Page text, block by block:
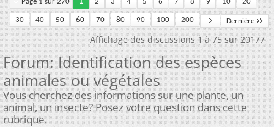
30 40 50 60 70 80 90 100 200 Dernière
Affichage des discussions 1 à 75 sur 20177
Forum:Identification des espèces
animales ou végétales
Vous cherchez des informations sur une plante, un
animal, un insecte? Posez votre question dans cette
rubrique.